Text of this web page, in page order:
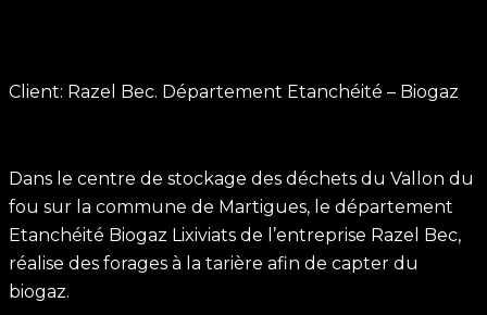
Client: Razel Bec. Département Etanchéité – Biogaz
Dans le centre de stockage des déchets du Vallon du
fou sur la commune de Martigues, le département
Etanchéité Biogaz Lixiviats de l’entreprise Razel Bec,
réalise des forages à la tarière afin de capter du
biogaz.